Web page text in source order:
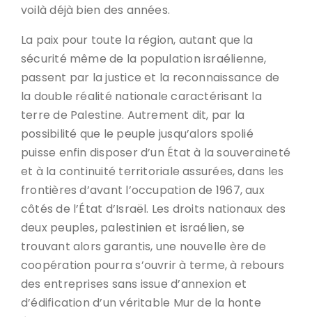
voilà déjà bien des années.
La paix pour toute la région, autant que la
sécurité même de la population israélienne,
passent par la justice et la reconnaissance de
la double réalité nationale caractérisant la
terre de Palestine. Autrement dit, par la
possibilité que le peuple jusqu’alors spolié
puisse enfin disposer d’un État à la souveraineté
et à la continuité territoriale assurées, dans les
frontières d’avant l’occupation de 1967, aux
côtés de l’État d’Israël. Les droits nationaux des
deux peuples, palestinien et israélien, se
trouvant alors garantis, une nouvelle ère de
coopération pourra s’ouvrir à terme, à rebours
des entreprises sans issue d’annexion et
d’édification d’un véritable Mur de la honte